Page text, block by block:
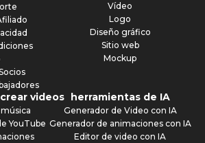
Vídeo
Logo
Diseño gráfico
Sitio web
Mockup
videos
YouTube
herramientas de IA
Generador de Video con IA
Generador de animaciones con IA
Editor de video con IA